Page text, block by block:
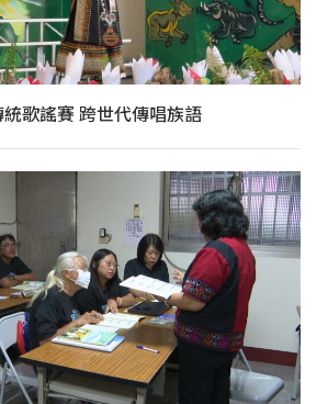
歌謠賽 跨世代傳唱族語